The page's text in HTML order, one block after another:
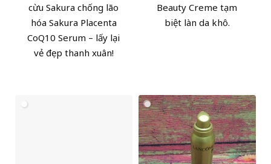
cừu Sakura chống lão
hóa Sakura Placenta
CoQ10 Serum – lấy lại
vẻ đẹp thanh xuân!
Beauty Creme tạm
biệt làn da khô.